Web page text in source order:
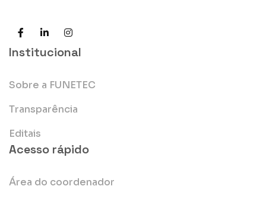
Institucional
Sobre a FUNETEC
Transparência
Editais
Acesso rápido
Área do coordenador